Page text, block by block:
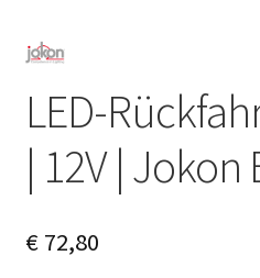
LED-
| 12V | Jokon
€72,80